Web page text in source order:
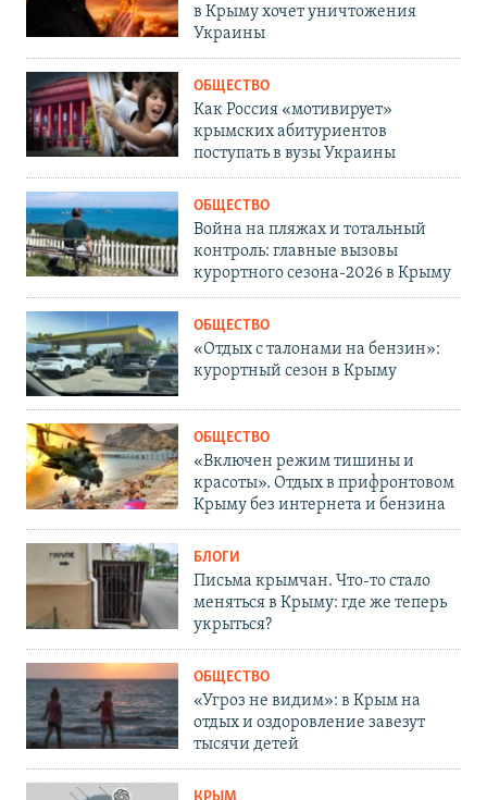
в Крыму хочет уничтожения
Украины
ОБЩЕСТВО
Как Россия «мотивирует»
крымских абитуриентов
поступать в вузы Украины
ОБЩЕСТВО
Война на пляжах и тотальный
контроль: главные вызовы
курортного сезона-2026 в Крыму
ОБЩЕСТВО
«Отдых с талонами на бензин»:
курортный сезон в Крыму
ОБЩЕСТВО
«Включен режим тишины и
красоты». Отдых в прифронтовом
Крыму без интернета и бензина
БЛОГИ
Письма крымчан. Что-то стало
меняться в Крыму: где же теперь
укрыться?
ОБЩЕСТВО
«Угроз не видим»: в Крым на
отдых и оздоровление завезут
тысячи детей